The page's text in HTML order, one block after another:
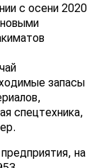
с осени 2020
запасы
спецтехника,
на